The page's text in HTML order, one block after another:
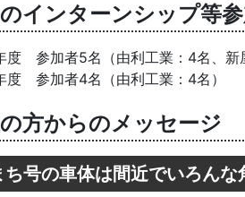
インターンシップ等
度 参加者5名（由利工業：4名、新
度 参加者4名（由利工業：4名）
方からのメッセージ
ち号の車体は間近でいろんな